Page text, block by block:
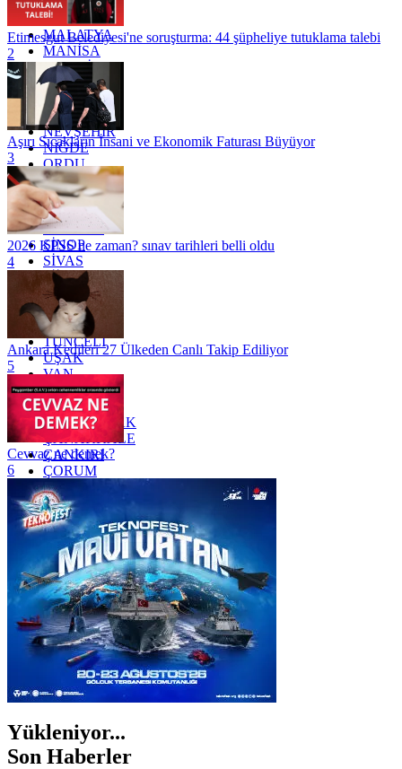
KİLİS
MALATYA
MANİSA
MARDİN
MERSİN
MUĞLA
MUŞ
NEVŞEHİR
NİĞDE
ORDU
OSMANİYE
RİZE
SAKARYA
SAMSUN
SİNOP
SİVAS
SİİRT
TEKİRDAĞ
TOKAT
TRABZON
TUNCELİ
UŞAK
VAN
YALOVA
YOZGAT
ZONGULDAK
ÇANAKKALE
ÇANKIRI
ÇORUM
İSTANBUL
İZMİR
ŞANLIURFA
ŞIRNAK
Etimesgut Belediyesi'ne soruşturma: 44 şüpheliye tutuklama talebi
2
Aşırı Sıcakların İnsani ve Ekonomik Faturası Büyüyor
3
2026 KPSS ne zaman? sınav tarihleri belli oldu
4
Ankara Kedileri 27 Ülkeden Canlı Takip Ediliyor
5
Cevvaz ne demek?
6
Yükleniyor...
Son Haberler